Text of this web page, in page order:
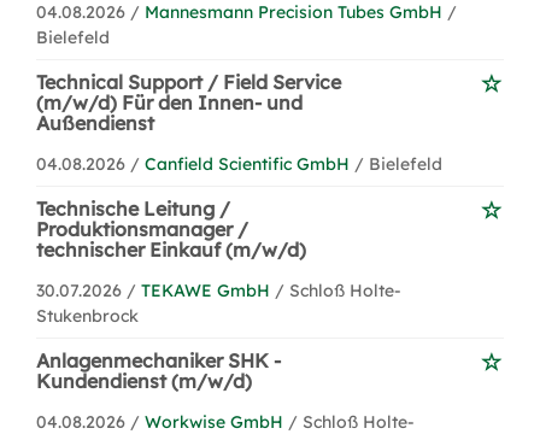
04.08.2026 / Mannesmann Precision Tubes GmbH /
Bielefeld
Technical Support / Field Service
(m/w/d) Für den Innen- und
Außendienst
04.08.2026 / Canfield Scientific GmbH / Bielefeld
Technische Leitung /
Produktionsmanager /
technischer Einkauf (m/w/d)
30.07.2026 / TEKAWE GmbH / Schloß Holte-
Stukenbrock
Anlagenmechaniker SHK -
Kundendienst (m/w/d)
04.08.2026 / Workwise GmbH / Schloß Holte-